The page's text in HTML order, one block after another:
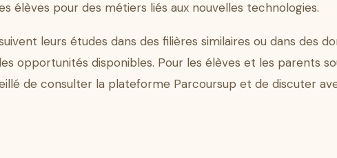
élèves pour des métiers liés aux nouvelles technologies.
leurs études dans des filières similaires ou dans des
opportunités disponibles. Pour les élèves et les parents
de consulter la plateforme Parcoursup et de discuter